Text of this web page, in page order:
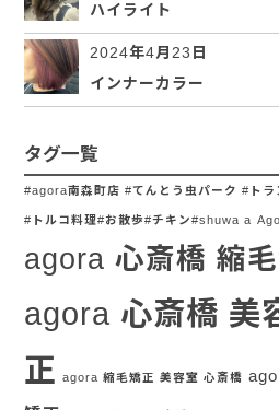
ハイライト
2024年4月23日
インナーカラー
タグ一覧
#agora南森町店 #てんとう虫パーク #トラ
#トルコ料理#お散歩#チキン#shuwa a
agora 心斎橋 縮
agora 心斎橋 美
正 agora 縮毛矯正 美容室 心斎橋